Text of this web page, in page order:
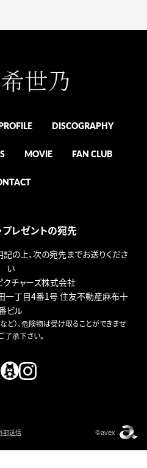
DISCOGRAPHY
MOVIE FAN CLUB
プレゼントの宛先
の上、次の宛先までお送りくださ
い
クチャーズ株式会社
丁目4番1号 住友不動産麻布十
ビル
ど）、危険物は受け取ることができませ
了承下さい。
部送信 ©avex